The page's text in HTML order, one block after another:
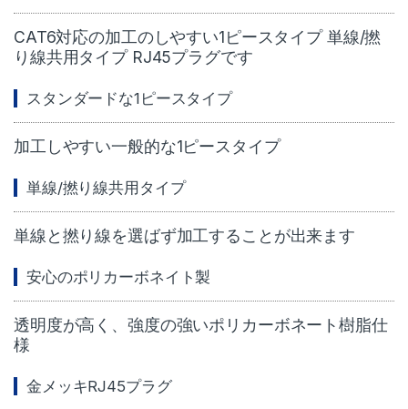
CAT6対応の加工のしやすい1ピースタイプ 単線/撚
り線共用タイプ RJ45プラグです
スタンダードな1ピースタイプ
加工しやすい一般的な1ピースタイプ
単線/撚り線共用タイプ
単線と撚り線を選ばず加工することが出来ます
安心のポリカーボネイト製
透明度が高く、強度の強いポリカーボネート樹脂仕
様
金メッキRJ45プラグ